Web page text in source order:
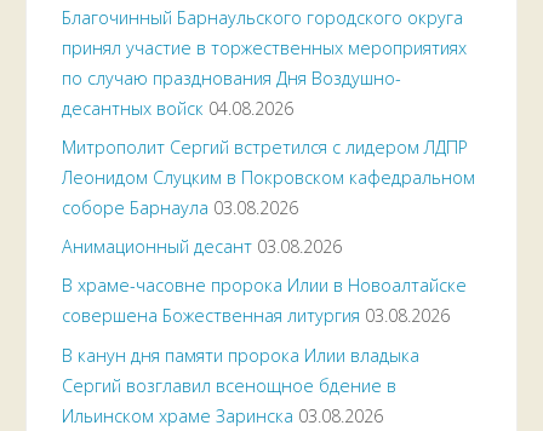
Благочинный Барнаульского городского округа
принял участие в торжественных мероприятиях
по случаю празднования Дня Воздушно-
десантных войск 04.08.2026
Митрополит Сергий встретился с лидером ЛДПР
Леонидом Слуцким в Покровском кафедральном
соборе Барнаула 03.08.2026
Анимационный десант 03.08.2026
В храме-часовне пророка Илии в Новоалтайске
совершена Божественная литургия 03.08.2026
В канун дня памяти пророка Илии владыка
Сергий возглавил всенощное бдение в
Ильинском храме Заринска 03.08.2026